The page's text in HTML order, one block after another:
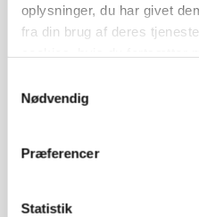
oplysninger, du har givet
fra din brug af deres
Nødvendig
Præferencer
Statistik
Prisgab på 20 kroner
presser markedet